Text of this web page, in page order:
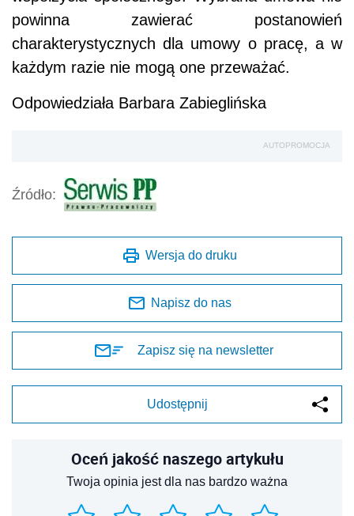
powinna zawierać postanowień
charakterystycznych dla umowy o pracę, a w
każdym razie nie mogą one przeważać.
Odpowiedziała Barbara Zabieglińska
AUTOPROMOCJA
Źródło:
Wersja do druku
Napisz do nas
Zapisz się na newsletter
Udostępnij
Oceń jakość naszego artykułu
Twoja opinia jest dla nas bardzo ważna